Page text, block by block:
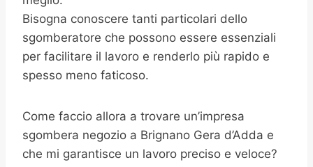
Bisogna conoscere tanti particolari dello
sgomberatore che possono essere essenziali
per facilitare il lavoro e renderlo più rapido e
spesso meno faticoso.
Come faccio allora a trovare un’impresa
sgombera negozio a Brignano Gera d’Adda e
che mi garantisce un lavoro preciso e veloce?